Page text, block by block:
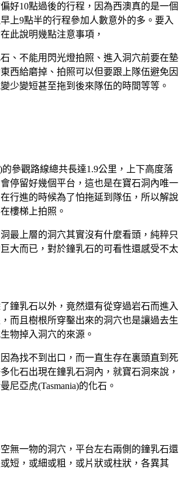
好10點過後的行程，因為西澳真的是一個
上9點半的行程參加人數意外的多。要入
此說明幾點注意事項，
、不能用閃光燈拍照、進入洞穴前要在墊
西給磨掉、拍照可以但要跟上隊伍避免因
少變短甚至拖到後來隊伍的時間等等。
的參觀路線總共長達1.9公里，上下高度落
停留好幾個平台，這也是在寶石洞內唯一
行進的時候為了怕拖延到隊伍，所以解說
樓梯上拍照。
最上層的洞穴其實沒有什麼看頭，純粹只
大而已，對於鐘乳石的可看性還感受不太
鐘乳石以外，竟然還有從穿過岩石而進入
而且樹根所穿鑿出來的洞穴也是讓過去生
物掉入洞穴的來源。
為找不到出口，而一直生存在裏頭直到死
化石出現在鐘乳石洞內，就寶石洞來說，
尼亞虎(Tasmania)的化石。
無一物的洞穴，平台左右兩側的鐘乳石還
短，或細或粗，或片狀或柱狀，各異其